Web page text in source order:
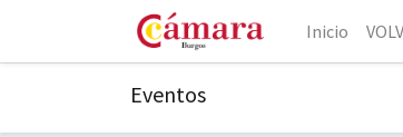
Inicio
Eventos